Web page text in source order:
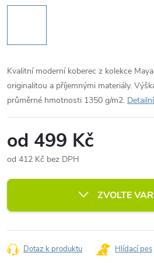
Kvalitní moderní koberec z kolekce
originalitou a příjemnými materiály.
průměrné hmotnosti 1350 g/m2.
od 499 Kč
od 412 Kč bez DPH
cena:
ZVOLTE
Dotaz k produktu Hlídací pes